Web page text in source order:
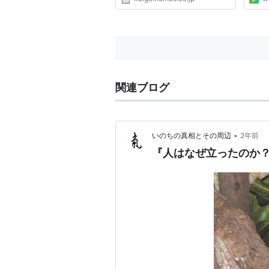
関連ブログ
いのちの真相とその周辺 • 2年前
『人はなぜ立ったのか